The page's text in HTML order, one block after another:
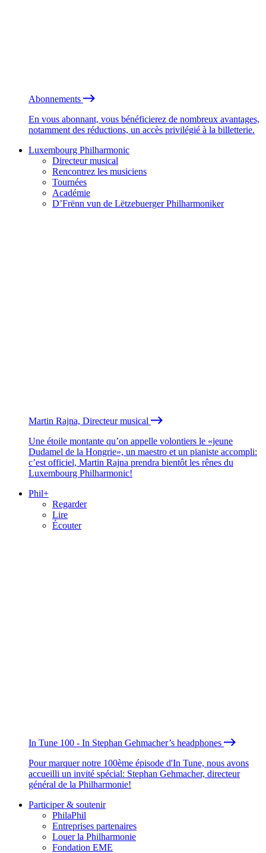
Abonnements
En vous abonnant, vous bénéficierez de nombreux avantages,
notamment des réductions, un accès privilégié à la billetterie.
Luxembourg Philharmonic
Directeur musical
Rencontrez les musiciens
Tournées
Académie
D’Frënn vun de Lëtzebuerger Philharmoniker
Martin Rajna, Directeur musical
Une étoile montante qu’on appelle volontiers le «jeune
Dudamel de la Hongrie», un maestro et un pianiste accompli:
c’est officiel, Martin Rajna prendra bientôt les rênes du
Luxembourg Philharmonic!
Phil+
Regarder
Lire
Écouter
In Tune 100 - In Stephan Gehmacher’s headphones
Pour marquer notre 100ème épisode d'In Tune, nous avons
accueilli un invité spécial: Stephan Gehmacher, directeur
général de la Philharmonie!
Participer & soutenir
PhilaPhil
Entreprises partenaires
Louer la Philharmonie
Fondation EME